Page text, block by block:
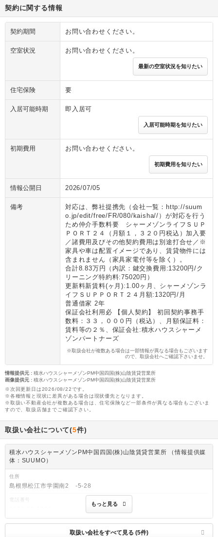
契約に関する情報
契約期間 お問い合わせください。
空室状況 お問い合わせください。
最新の空室状況を知りたい
住宅保険 要
入居可能時期 即入居可
入居可能時期を知りたい
初期費用 お問い合わせください。
初期費用を知りたい
情報公開日 2026/07/05
備考
対応は、弊社提携先（会社一覧：http://suum
o.jp/edit/free/FR/080/kaisha//）が対応を行う
ため仲介手数料要 シャーメゾンライフＳＵＰ
ＰＯＲＴ２４（月額１，３２０円税込）加入要
／諸費用及びその他契約費用は別途打合せ／※
家具や車は配置イメージであり、賃貸物件には
含まれません（家具家電付等を除く）。
合計8.83万円（内訳：鍵交換費用:13200円/ク
リーニング特約料:75020円）
更新料新賃料(ヶ月):1.00ヶ月、シャーメゾンラ
イフＳＵＰＰＯＲＴ２４月額:1320円/月
普通借家 2年
保証会社利用必 【個人契約】 初回契約事務手
数料：３３，０００円（税込）、月額保証料：
賃料等の２％、保証会社:積水ハウスシャーメ
ゾンパートナーズ
※取扱会社が複数ある場合は一部情報が異なる場合もございます
ので、取扱会社へご確認下さいませ。
情報提供元 : 積水ハウスシャーメゾンPM中国四国(株)山陰賃貸営業所
画像提供元 : 積水ハウスシャーメゾンPM中国四国(株)山陰賃貸営業所
※次回更新日は2026/08/22です。
※各種情報と現状に差異がある場合は現状優先となります。
※取扱い不動産会社が複数ある場合は、住宅保険など一部条件が異なる場合もございま
すので、取扱店舗までご確認下さい。
取扱い会社について(5件)
積水ハウスシャーメゾンPM中国四国(株)山陰賃貸営業所 （情報提供媒
体：SUUMO）
住所
島根県松江市学園南2 -5-28
電話番号
免許番号
国土交通大臣(11)第3122号
もっと見る
取扱い会社をすべて見る (5件)